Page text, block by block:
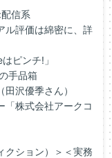
信系
ル評価は綿密に、詳
ピンチ!」
手品箱
優季さん）
「株式会社アークコ
クション）＞＜実務